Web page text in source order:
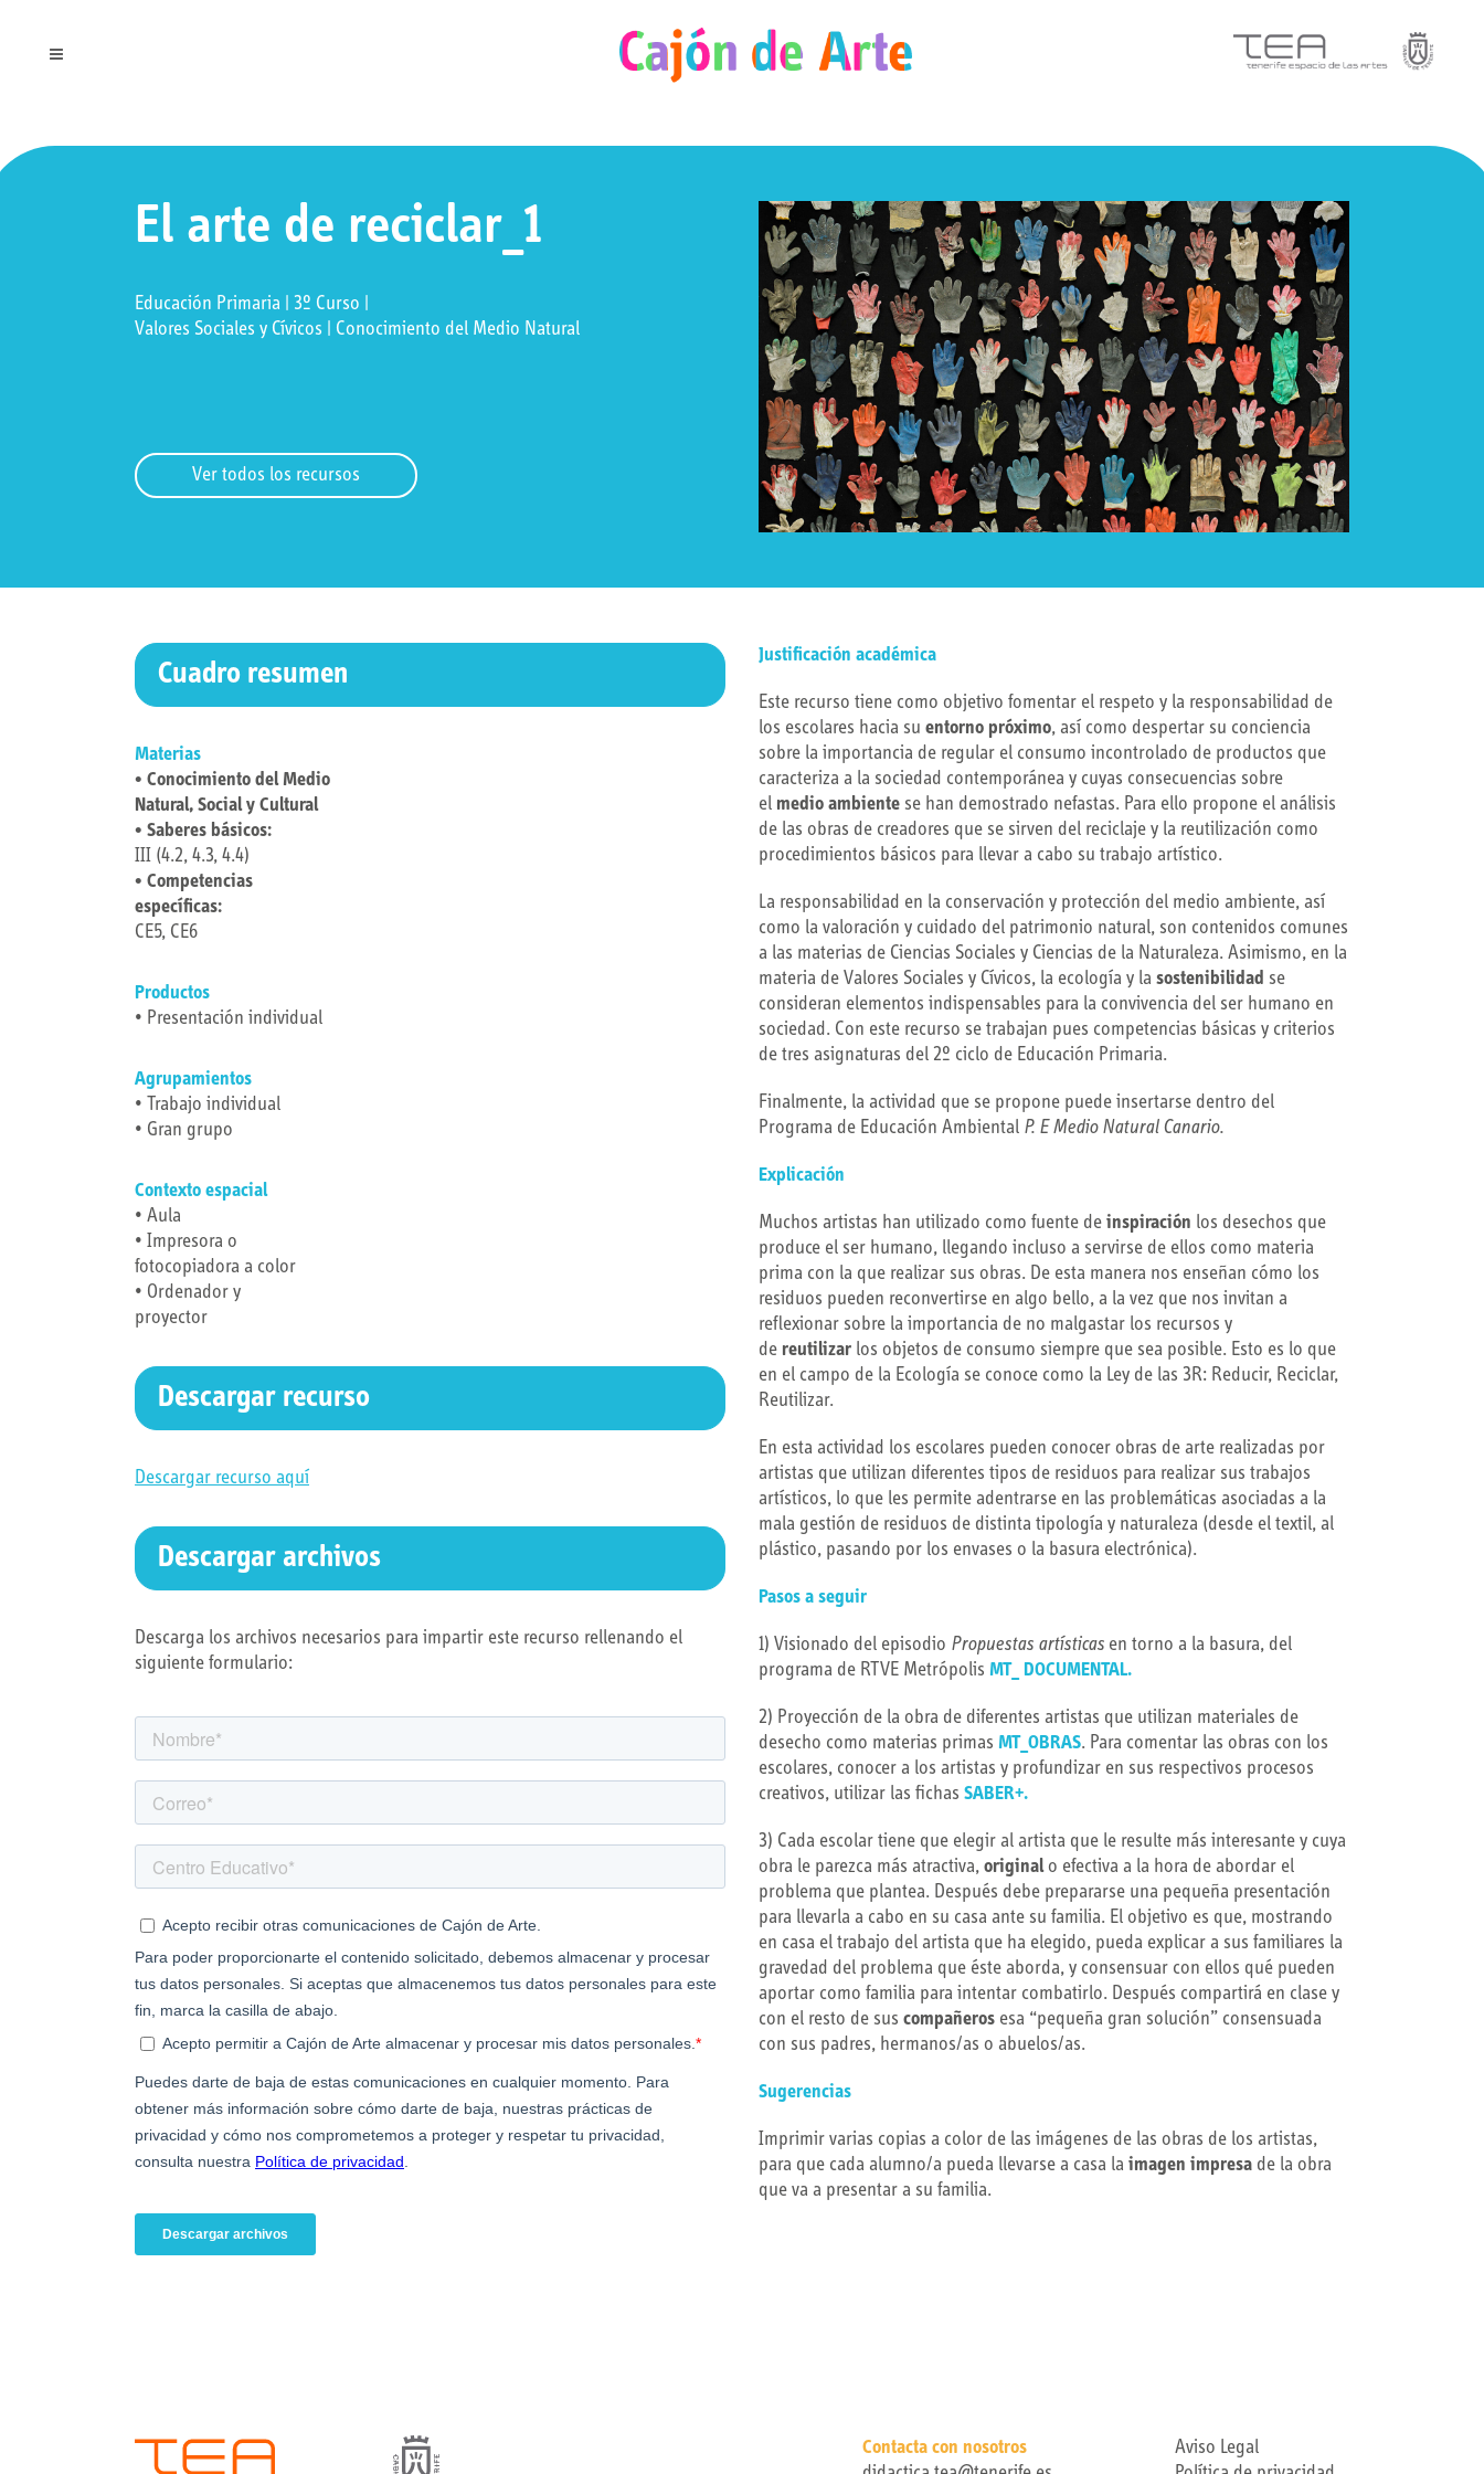
El arte de reciclar_1
Educación Primaria | 3º Curso |
Valores Sociales y Cívicos | Conocimiento del Medio Natural
Ver todos los recursos
Cuadro resumen
Materias
• Conocimiento del Medio
Natural, Social y Cultural
• Saberes básicos:
III (4.2, 4.3, 4.4)
• Competencias
específicas:
CE5, CE6
Productos
• Presentación individual
Agrupamientos
• Trabajo individual
• Gran grupo
Contexto espacial
• Aula
• Impresora o
fotocopiadora a color
• Ordenador y
proyector
Descargar recurso
Descargar recurso aquí
Descargar archivos
Descarga los archivos necesarios para impartir este recurso rellenando el
siguiente formulario:
Justificación académica
Este recurso tiene como objetivo fomentar el respeto y la responsabilidad de
los escolares hacia su entorno próximo, así como despertar su conciencia
sobre la importancia de regular el consumo incontrolado de productos que
caracteriza a la sociedad contemporánea y cuyas consecuencias sobre
el medio ambiente se han demostrado nefastas. Para ello propone el análisis
de las obras de creadores que se sirven del reciclaje y la reutilización como
procedimientos básicos para llevar a cabo su trabajo artístico.
La responsabilidad en la conservación y protección del medio ambiente, así
como la valoración y cuidado del patrimonio natural, son contenidos comunes
a las materias de Ciencias Sociales y Ciencias de la Naturaleza. Asimismo, en la
materia de Valores Sociales y Cívicos, la ecología y la sostenibilidad se
consideran elementos indispensables para la convivencia del ser humano en
sociedad. Con este recurso se trabajan pues competencias básicas y criterios
de tres asignaturas del 2º ciclo de Educación Primaria.
Finalmente, la actividad que se propone puede insertarse dentro del
Programa de Educación Ambiental P. E Medio Natural Canario.
Explicación
Muchos artistas han utilizado como fuente de inspiración los desechos que
produce el ser humano, llegando incluso a servirse de ellos como materia
prima con la que realizar sus obras. De esta manera nos enseñan cómo los
residuos pueden reconvertirse en algo bello, a la vez que nos invitan a
reflexionar sobre la importancia de no malgastar los recursos y
de reutilizar los objetos de consumo siempre que sea posible. Esto es lo que
en el campo de la Ecología se conoce como la Ley de las 3R: Reducir, Reciclar,
Reutilizar.
En esta actividad los escolares pueden conocer obras de arte realizadas por
artistas que utilizan diferentes tipos de residuos para realizar sus trabajos
artísticos, lo que les permite adentrarse en las problemáticas asociadas a la
mala gestión de residuos de distinta tipología y naturaleza (desde el textil, al
plástico, pasando por los envases o la basura electrónica).
Pasos a seguir
1) Visionado del episodio Propuestas artísticas en torno a la basura, del
programa de RTVE Metrópolis MT_ DOCUMENTAL.
2) Proyección de la obra de diferentes artistas que utilizan materiales de
desecho como materias primas MT_OBRAS. Para comentar las obras con los
escolares, conocer a los artistas y profundizar en sus respectivos procesos
creativos, utilizar las fichas SABER+.
3) Cada escolar tiene que elegir al artista que le resulte más interesante y cuya
obra le parezca más atractiva, originalo efectiva a la hora de abordar el
problema que plantea. Después debe prepararse una pequeña presentación
para llevarla a cabo en su casa ante su familia. El objetivo es que, mostrando
en casa el trabajo del artista que ha elegido, pueda explicar a sus familiares la
gravedad del problema que éste aborda, y consensuar con ellos qué pueden
aportar como familia para intentar combatirlo. Después compartirá en clase y
con el resto de sus compañeros esa “pequeña gran solución” consensuada
con sus padres, hermanos/as o abuelos/as.
Sugerencias
Imprimir varias copias a color de las imágenes de las obras de los artistas,
para que cada alumno/a pueda llevarse a casa la imagen impresa de la obra
que va a presentar a su familia.
Contacta con nosotros
Aviso Legal